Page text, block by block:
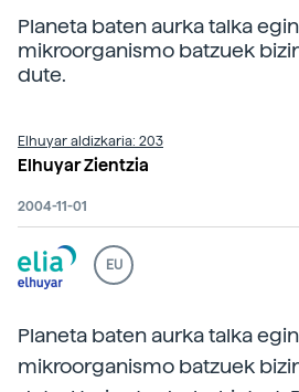
Planeta baten aurka talka
mikroorganismo batzuek
dute.
Elhuyar aldizkaria: 203
Elhuyar Zientzia
2004-11-01
EU
Planeta baten aurka talka
mikroorganismo batzuek